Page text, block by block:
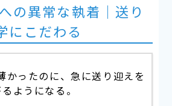
の異常な執着｜送り
にこだわる
かったのに、急に送り迎えを
ようになる。